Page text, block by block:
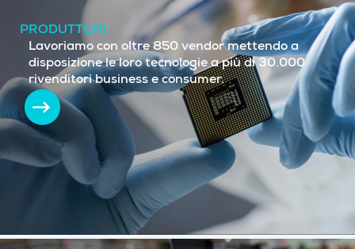
PRODUTTORI
Lavoriamo con oltre 850 vendor mettendo a
disposizione le loro tecnologie a più di 30.000
rivenditori business e consumer.